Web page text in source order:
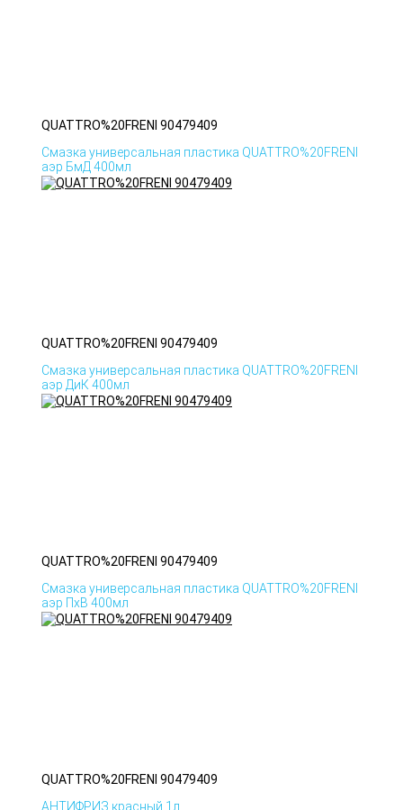
QUATTRO%20FRENI 90479409
Смазка универсальная пластика QUATTRO%20FRENI
аэр БмД 400мл
QUATTRO%20FRENI 90479409
Смазка универсальная пластика QUATTRO%20FRENI
аэр ДиК 400мл
QUATTRO%20FRENI 90479409
Смазка универсальная пластика QUATTRO%20FRENI
аэр ПхВ 400мл
QUATTRO%20FRENI 90479409
АНТИФРИЗ красный 1л.